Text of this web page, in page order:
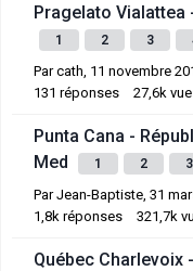
Pragelato Vialattea
1 2 3
Parcath 11 novembre
131 réponses 27,6k
Punta Cana -
Med
1 2 3
ParJean-Baptiste 31
1,8k réponses 321,7k
Québec Charlevoix